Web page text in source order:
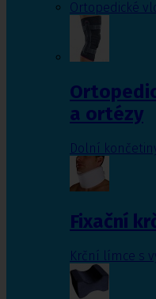
Ortopedické
a ortézy
Dolní
Fixační
Krční límce s